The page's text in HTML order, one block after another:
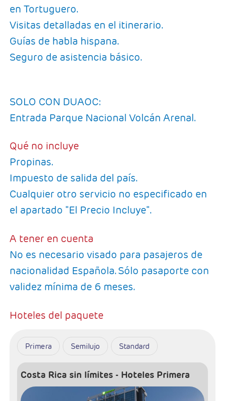
en Tortuguero.
Visitas detalladas en el itinerario.
Guías de habla hispana.
Seguro de asistencia básico.
SOLO CON DUAOC:
Entrada Parque Nacional Volcán Arenal.
Qué no incluye
Propinas.
Impuesto de salida del país.
Cualquier otro servicio no especificado en
el apartado "El Precio Incluye".
A tener en cuenta
No es necesario visado para pasajeros de
nacionalidad Española. Sólo pasaporte con
validez mínima de 6 meses.
Hoteles del paquete
Primera Semilujo Standard
Costa Rica sin límites - Hoteles Primera